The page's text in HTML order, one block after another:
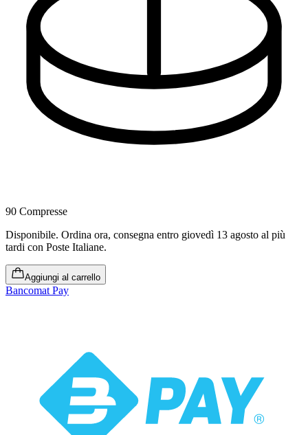
90 Compresse
Disponibile. Ordina ora, consegna entro giovedì 13 agosto al più
tardi con Poste Italiane.
Aggiungi al carrello
Bancomat Pay